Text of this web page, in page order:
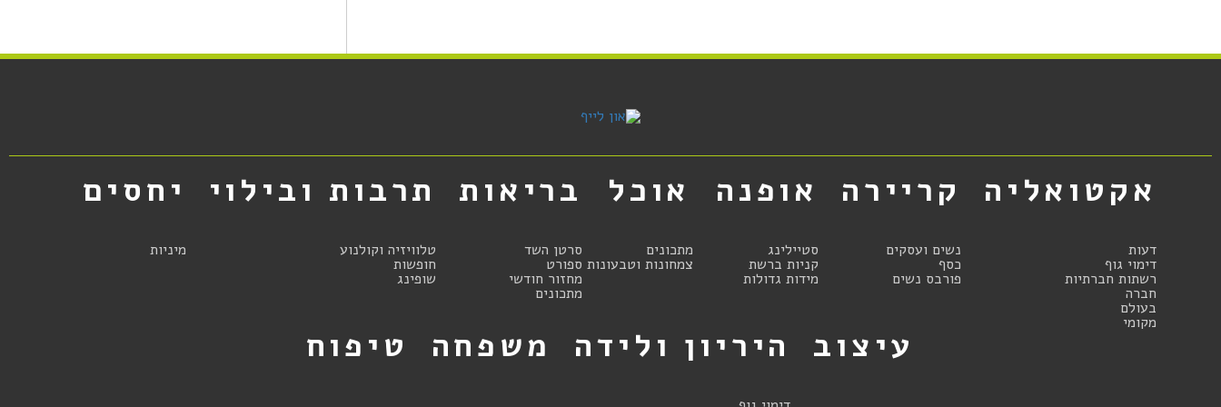
אקטואליה
דעות
דימוי גוף
רשתות חברתיות
חברה
בעולם
מקומי
קריירה
נשים ועסקים
כסף
פורבס נשים
אופנה
סטיילינג
קניות ברשת
מידות גדולות
אוכל
מתכונים
צמחונות וטבעונות
בריאות
סרטן השד
ספורט
מחזור חודשי
מתכונים
תרבות ובילוי
טלוויזיה וקולנוע
חופשות
שופינג
יחסים
מיניות
עיצוב היריון ולידה משפחה טיפוח